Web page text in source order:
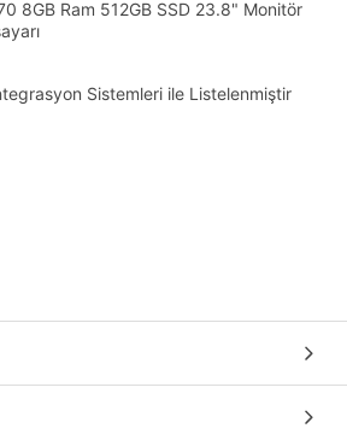
8GB Ram 512GB SSD 23.8" Monitör
Sistemleri ile Listelenmiştir